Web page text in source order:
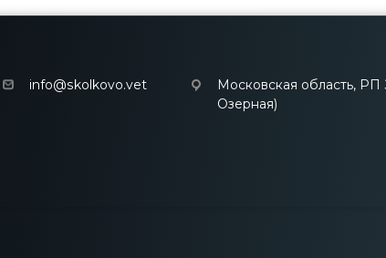
info@skolkovo.vet
Московская область, РП
Озерная)